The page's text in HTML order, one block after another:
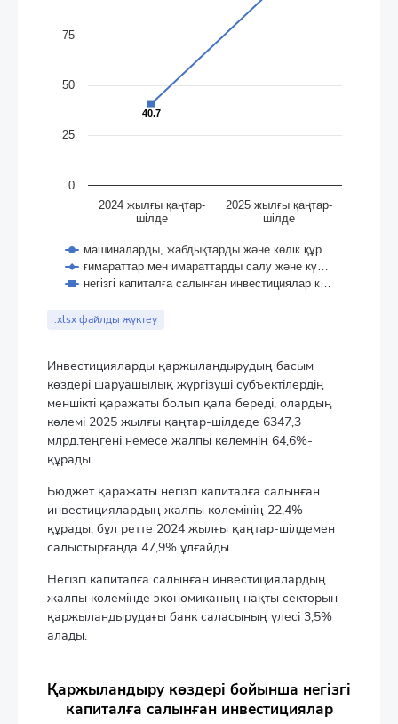
40.7
40.7
машиналарды, жабдықтарды және көлік құр…
ғимараттар мен имараттарды салу және кү…
негізгі капиталға салынған инвестициялар к…
2024 жылғы қаңтар-
шілде
2025 жылғы қаңтар-
шілде
0
25
50
75
End of interactive chart.
.xlsx файлды жүктеу
Инвестицияларды қаржыландырудың басым
көздері шаруашылық жүргізуші субъектілердің
меншікті қаражаты болып қала береді, олардың
көлемі 2025 жылғы қаңтар-шілдеде 6347,3
млрд.теңгені немесе жалпы көлемнің 64,6%-
құрады.
Бюджет қаражаты негізгі капиталға салынған
инвестициялардың жалпы көлемінің 22,4%
құрады, бұл ретте 2024 жылғы қаңтар-шілдемен
салыстырғанда 47,9% ұлғайды.
Негізгі капиталға салынған инвестициялардың
жалпы көлемінде экономиканың нақты секторын
қаржыландырудағы банк саласының үлесі 3,5%
алады.
Қаржыландыру көздері бойынша негізгі
капиталға салынған инвестициялар